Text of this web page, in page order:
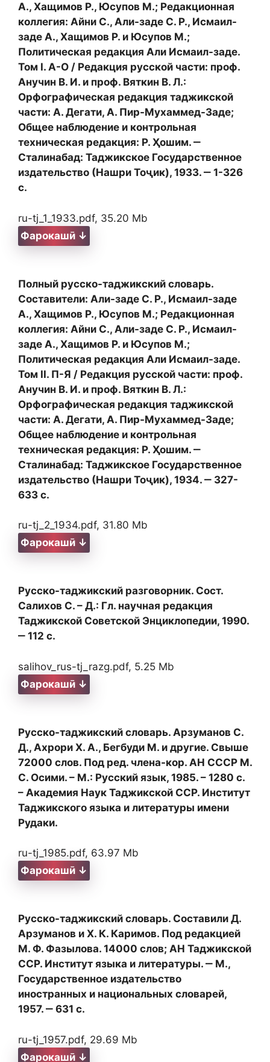
А., Хащимов Р., Юсупов М.; Редакционная
коллегия: Айни С., Али-заде С. Р., Исмаил-
заде А., Хащимов Р. и Юсупов М.;
Политическая редакция Али Исмаил-заде.
Том I. А-О / Редакция русской части: проф.
Анучин В. И. и проф. Вяткин В. Л.:
Орфографическая редакция таджикской
части: А. Дегати, А. Пир-Мухаммед-Заде;
Общее наблюдение и контрольная
техническая редакция: Р. Ҳошим. ‒
Сталинабад: Таджикское Государственное
издательство (Нашри Тоҷик), 1933. ‒ 1-326
с.
ru-tj_1_1933.pdf, 35.20 Mb
Фарокашӣ ↓
Полный русско-таджикский словарь.
Составители: Али-заде С. Р., Исмаил-заде
А., Хащимов Р., Юсупов М.; Редакционная
коллегия: Айни С., Али-заде С. Р., Исмаил-
заде А., Хащимов Р. и Юсупов М.;
Политическая редакция Али Исмаил-заде.
Том II. П-Я / Редакция русской части: проф.
Анучин В. И. и проф. Вяткин В. Л.:
Орфографическая редакция таджикской
части: А. Дегати, А. Пир-Мухаммед-Заде;
Общее наблюдение и контрольная
техническая редакция: Р. Ҳошим. ‒
Сталинабад: Таджикское Государственное
издательство (Нашри Тоҷик), 1934. ‒ 327-
633 с.
ru-tj_2_1934.pdf, 31.80 Mb
Фарокашӣ ↓
Русско-таджикский разговорник. Сост.
Салихов С. – Д.: Гл. научная редакция
Таджикской Советской Энциклопедии, 1990.
‒ 112 с.
salihov_rus-tj_razg.pdf, 5.25 Mb
Фарокашӣ ↓
Русско-таджикский словарь. Арзуманов С.
Д., Ахрори Х. А., Бегбуди М. и другие. Свыше
72000 слов. Под ред. члена-кор. АН СССР М.
С. Осими. – М.: Русский язык, 1985. – 1280 с.
– Академия Наук Таджикской ССР. Институт
Таджикского языка и литературы имени
Рудаки.
ru-tj_1985.pdf, 63.97 Mb
Фарокашӣ ↓
Русско-таджикский словарь. Составили Д.
Арзуманов и X. К. Каримов. Под редакцией
М. Ф. Фазылова. 14000 слов; АН Таджикской
ССР. Институт языка и литературы. ‒ М.,
Государственное издательство
иностранных и национальных словарей,
1957. ‒ 631 с.
ru-tj_1957.pdf, 29.69 Mb
Фарокашӣ ↓